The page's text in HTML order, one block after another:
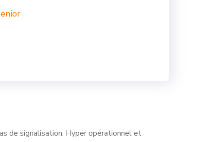
de signalisation. Hyper opérationnel et